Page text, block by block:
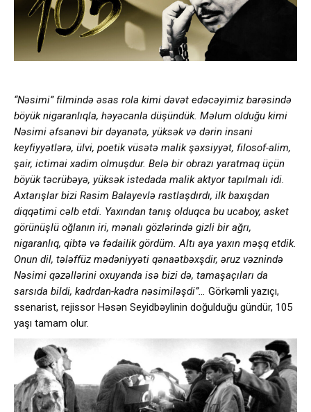
“Nəsimi” filmində əsas rola kimi dəvət edəcəyimiz barəsində
böyük nigaranlıqla, həyəcanla düşündük. Məlum olduğu kimi
Nəsimi əfsanəvi bir dəyanətə, yüksək və dərin insani
keyfiyyətlərə, ülvi, poetik vüsətə malik şəxsiyyət, filosof-alim,
şair, ictimai xadim olmuşdur. Belə bir obrazı yaratmaq üçün
böyük təcrübəyə, yüksək istedada malik aktyor tapılmalı idi.
Axtarışlar bizi Rasim Balayevlə rastlaşdırdı, ilk baxışdan
diqqətimi cəlb etdi. Yaxından tanış olduqca bu ucaboy, asket
görünüşlü oğlanın iri, mənalı gözlərində gizli bir ağrı,
nigaranlıq, qibtə və fədailik gördüm. Altı aya yaxın məşq etdik.
Onun dil, tələffüz mədəniyyəti qənaətbəxşdir, əruz vəznində
Nəsimi qəzəllərini oxuyanda isə bizi də, tamaşaçıları da
sarsıda bildi, kadrdan-kadra nəsimiləşdi”… Görkəmli yazıçı,
ssenarist, rejissor Həsən Seyidbəylinin doğulduğu gündür, 105
yaşı tamam olur.